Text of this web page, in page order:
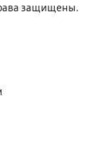
защищены.